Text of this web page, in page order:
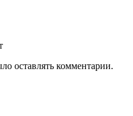
оставлять комментарии.